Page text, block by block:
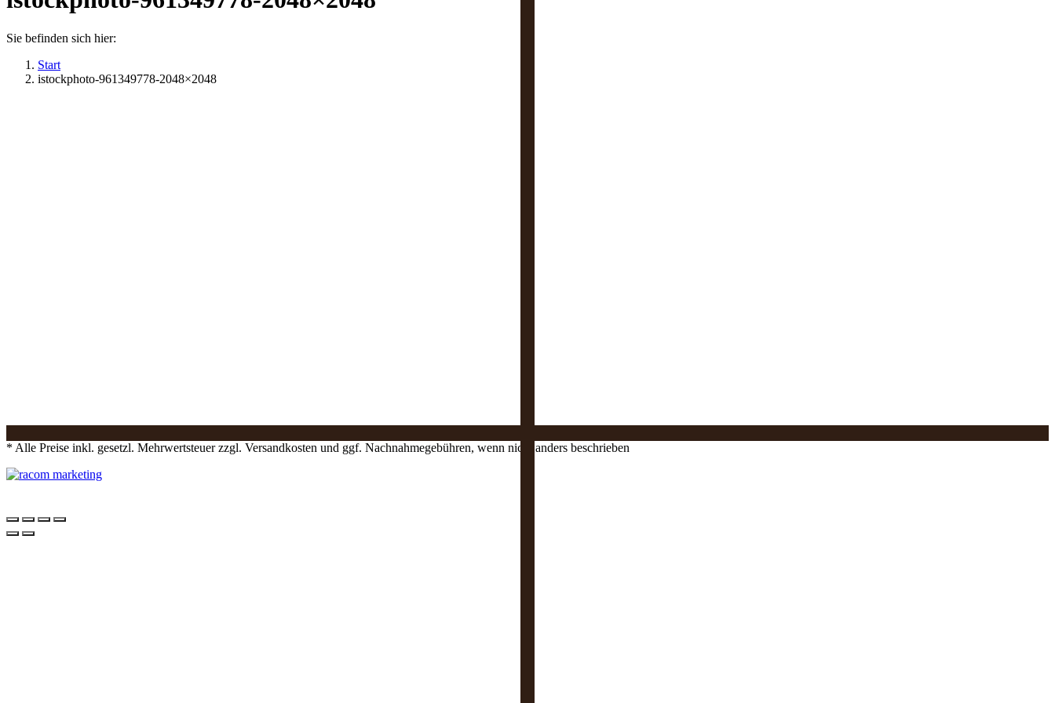
Sie befinden sich hier:
Start
istockphoto-961349778-2048×2048
* Alle Preise inkl. gesetzl. Mehrwertsteuer zzgl. Versandkosten und ggf. Nachnahmegebühren, wenn nicht anders beschrieben